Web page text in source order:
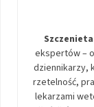
ekspertów –
dziennikarzy,
rzetelność,
lekarzami